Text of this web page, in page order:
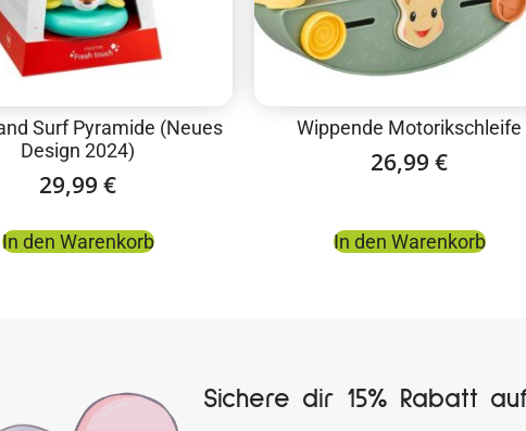
Surf Pyramide (Neues
Design 2024)
29,99 €
In den Warenkorb
Wippende Motorikschleife
26,99 €
In den Warenkorb
Sichere dir 15% Rabatt